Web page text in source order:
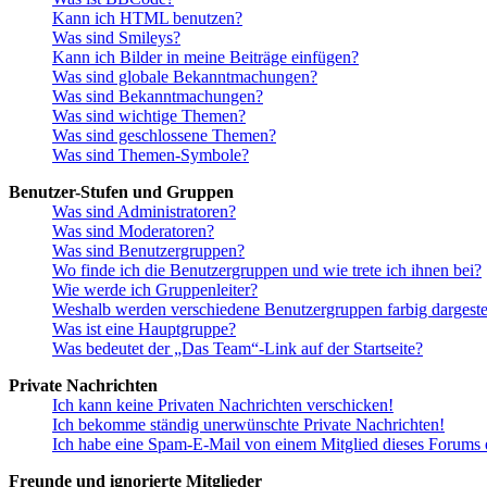
Kann ich HTML benutzen?
Was sind Smileys?
Kann ich Bilder in meine Beiträge einfügen?
Was sind globale Bekanntmachungen?
Was sind Bekanntmachungen?
Was sind wichtige Themen?
Was sind geschlossene Themen?
Was sind Themen-Symbole?
Benutzer-Stufen und Gruppen
Was sind Administratoren?
Was sind Moderatoren?
Was sind Benutzergruppen?
Wo finde ich die Benutzergruppen und wie trete ich ihnen bei?
Wie werde ich Gruppenleiter?
Weshalb werden verschiedene Benutzergruppen farbig
Was ist eine Hauptgruppe?
Was bedeutet der „Das Team“-Link auf der Startseite?
Private Nachrichten
Ich kann keine Privaten Nachrichten verschicken!
Ich bekomme ständig unerwünschte Private Nachrichten!
Ich habe eine Spam-E-Mail von einem Mitglied dieses Forums
Freunde und ignorierte Mitglieder